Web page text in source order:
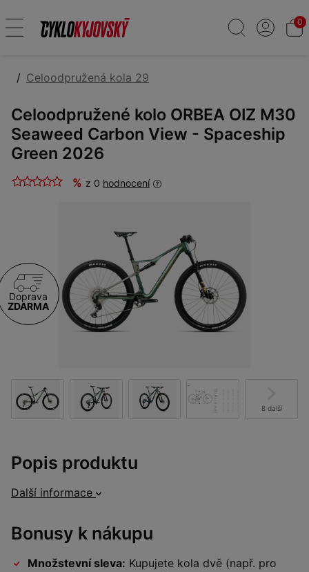
0
Celoodpružená kola 29
Celoodpružené kolo ORBEA OIZ M30
Seaweed Carbon View - Spaceship
Green 2026
% z 0 hodnocení
Doprava
ZDARMA
8 další
Popis produktu
Další informace
Bonusy k nákupu
Množstevní sleva: Kupujete kola dvě (např. pro